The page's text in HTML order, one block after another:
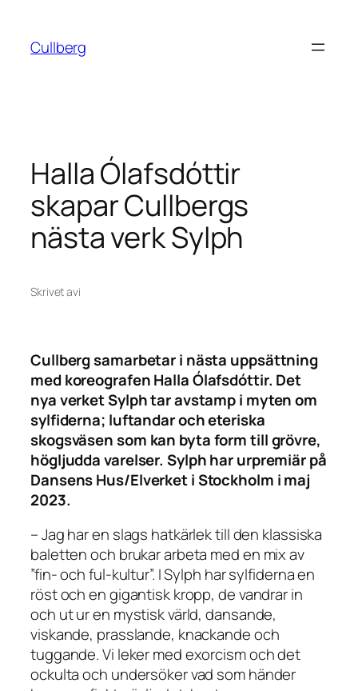
innehåll
Cullberg
Halla Ólafsdóttir
skapar Cullbergs
nästa verk Sylph
Skrivet avi
Cullberg samarbetar i nästa uppsättning
med koreografen Halla Ólafsdóttir. Det
nya verket Sylph tar avstamp i myten om
sylfiderna; luftandar och eteriska
skogsväsen som kan byta form till grövre,
högljudda varelser. Sylph har urpremiär på
Dansens Hus/Elverket i Stockholm i maj
2023.
– Jag har en slags hatkärlek till den klassiska
baletten och brukar arbeta med en mix av
”fin- och ful-kultur”. I Sylph har sylfiderna en
röst och en gigantisk kropp, de vandrar in
och ut ur en mystisk värld, dansande,
viskande, prasslande, knackande och
tuggande. Vi leker med exorcism och det
ockulta och undersöker vad som händer